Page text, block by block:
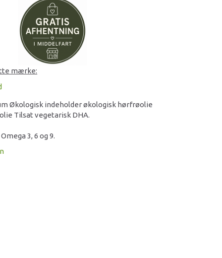
mærke:
Økologisk indeholder økologisk hørfrøolie
Tilsat vegetarisk DHA.
3, 6 og 9.